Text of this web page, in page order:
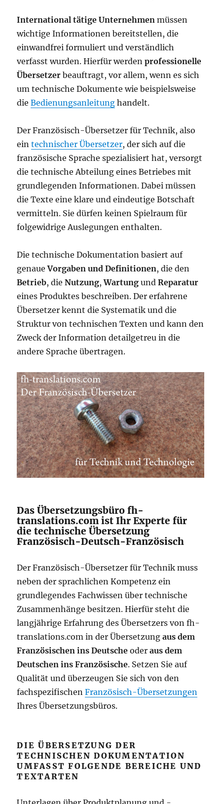
International tätige Unternehmen müssen
wichtige Informationen bereitstellen, die
einwandfrei formuliert und verständlich
verfasst wurden. Hierfür werdenprofessionelle
Übersetzer beauftragt, vor allem, wenn es sich
um technische Dokumente wie beispielsweise
dieBedienungsanleitung handelt.
Der Französisch-Übersetzer für Technik, also
eintechnischer Übersetzer, der sich auf die
französische Sprache spezialisiert hat, versorgt
die technische Abteilung eines Betriebes mit
grundlegenden Informationen. Dabei müssen
die Texte eine klare und eindeutige Botschaft
vermitteln. Sie dürfen keinen Spielraum für
folgewidrige Auslegungen enthalten.
Die technische Dokumentation basiert auf
genaueVorgaben und Definitionen, die den
Betrieb, dieNutzung,Wartung undReparatur
eines Produktes beschreiben. Der erfahrene
Übersetzer kennt die Systematik und die
Struktur von technischen Texten und kann den
Zweck der Information detailgetreu in die
andere Sprache übertragen.
Das Übersetzungsbüro fh-
translations.com ist Ihr Experte für
die technische Übersetzung
Französisch-Deutsch-Französisch
Der Französisch-Übersetzer für Technik muss
neben der sprachlichen Kompetenz ein
grundlegendes Fachwissen über technische
Zusammenhänge besitzen. Hierfür steht die
langjährige Erfahrung des Übersetzers von fh-
translations.com in der Übersetzungaus dem
Französischen ins Deutsche oderaus dem
Deutschen ins Französische. Setzen Sie auf
Qualität und überzeugen Sie sich von den
fachspezifischenFranzösisch-Übersetzungen
Ihres Übersetzungsbüros.
DIE ÜBERSETZUNG DER
TECHNISCHEN DOKUMENTATION
UMFASST FOLGENDE BEREICHE UND
TEXTARTEN